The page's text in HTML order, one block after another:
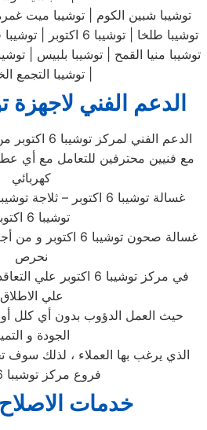
توشيبا شبين الكوم | توشيبا ميت
توشيبا طلخا | توشيبا 6
توشيبا منيا القمح | توشيبا بلبيس |
| توشيبا التجمع
الدعم الفني لاجهزة توشيبا
الدعم الفني لمركز توشيبا 6 اكتوبر من منكم لا يحب أن يتعامل
كهربائي
توشيبا 6 اكتوبر
نحرص
في مركز توشيبا 6
علي الاطلاق
الجودة و
فروع مركز توشيبا 6 اكتوبر
خدمات